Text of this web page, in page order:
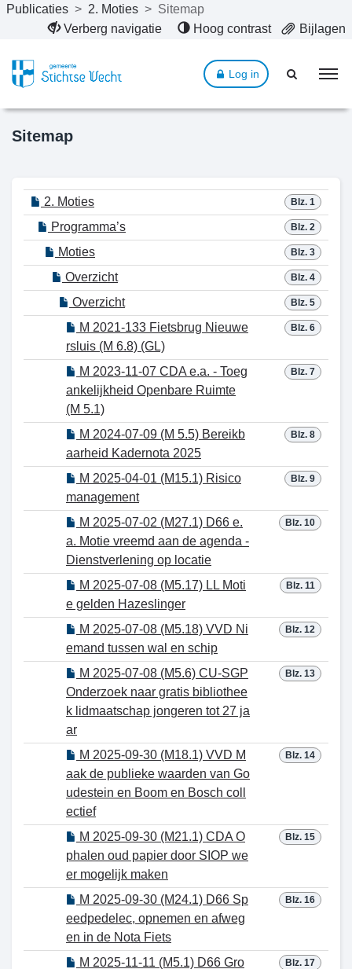
Naar hoofdinhoud
Publicaties > 2. Moties > Sitemap
Verberg navigatie
Hoog contrast Bijlagen
Log in
Sitemap
Blz. 1
2. Moties
Blz. 2
Programma’s
Blz. 3
Moties
Blz. 4
Overzicht
Blz. 5
Overzicht
Blz. 6
M 2021-133 Fietsbrug Nieuwe
rsluis (M 6.8) (GL)
Blz. 7
M 2023-11-07 CDA e.a. - Toeg
ankelijkheid Openbare Ruimte
(M 5.1)
Blz. 8
M 2024-07-09 (M 5.5) Bereikb
aarheid Kadernota 2025
Blz. 9
M 2025-04-01 (M15.1) Risico
management
Blz. 10
M 2025-07-02 (M27.1) D66 e.
a. Motie vreemd aan de agenda -
Dienstverlening op locatie
Blz. 11
M 2025-07-08 (M5.17) LL Moti
e gelden Hazeslinger
Blz. 12
M 2025-07-08 (M5.18) VVD Ni
emand tussen wal en schip
Blz. 13
M 2025-07-08 (M5.6) CU-SGP
Onderzoek naar gratis bibliothee
k lidmaatschap jongeren tot 27 ja
ar
Blz. 14
M 2025-09-30 (M18.1) VVD M
aak de publieke waarden van Go
udestein en Boom en Bosch coll
ectief
Blz. 15
M 2025-09-30 (M21.1) CDA O
phalen oud papier door SIOP we
er mogelijk maken
Blz. 16
M 2025-09-30 (M24.1) D66 Sp
eedpedelec, opnemen en afweg
en in de Nota Fiets
Blz. 17
M 2025-11-11 (M5.1) D66 Gro